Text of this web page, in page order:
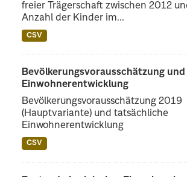
freier Trägerschaft zwischen 2012
Anzahl der Kinder im...
CSV
Bevölkerungsvorausschätzung
Einwohnerentwicklung
Bevölkerungsvorausschätzung 2019
(Hauptvariante) und tatsächliche
Einwohnerentwicklung
CSV